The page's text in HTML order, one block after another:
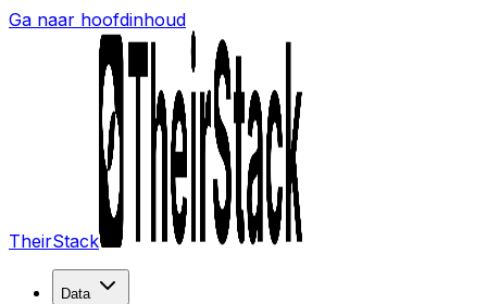
Ga naar hoofdinhoud
TheirStack
Data